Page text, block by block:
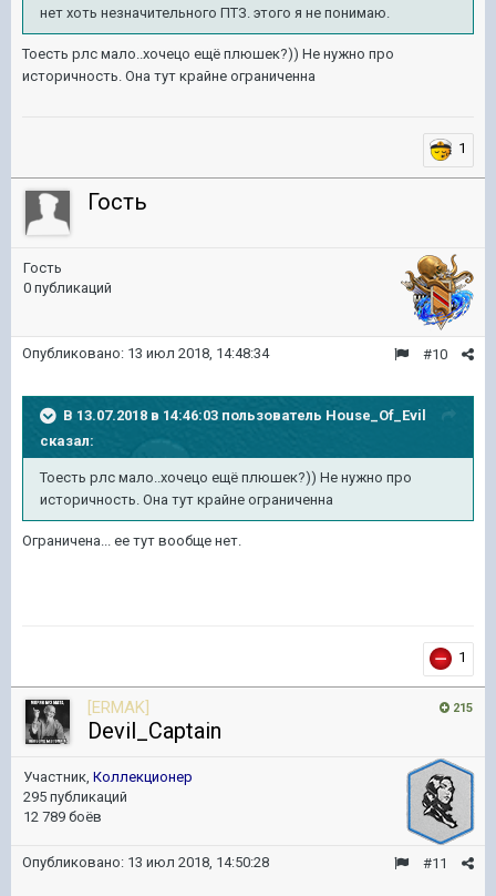
нет хоть незначительного ПТЗ. этого я не понимаю.
Тоесть рлс мало..хочецо ещё плюшек?)) Не нужно про
историчность. Она тут крайне ограниченна
1
Гость
Гость
0 публикаций
#10
Опубликовано: 13 июл 2018, 14:48:34
В 13.07.2018 в 14:46:03 пользователь House_Of_Evil
сказал:
Тоесть рлс мало..хочецо ещё плюшек?)) Не нужно про
историчность. Она тут крайне ограниченна
Ограничена... ее тут вообще нет.
1
215
[ERMAK]
Devil_Captain
Участник, Коллекционер
295 публикаций
12 789 боёв
#11
Опубликовано: 13 июл 2018, 14:50:28